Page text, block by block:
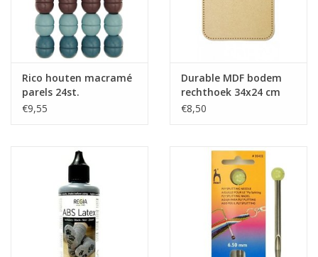
Rico houten macramé
parels 24st.
€9,55
Durable MDF bodem
rechthoek 34x24 cm
€8,50